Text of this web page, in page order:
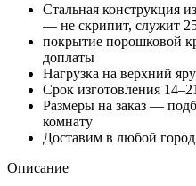
Стальная конструкция
— не скрипит, служит
покрытие порошковой
доплаты
Нагрузка на верхний
Срок изготовления
Размеры на заказ —
комнату
Доставим в любой
Описание